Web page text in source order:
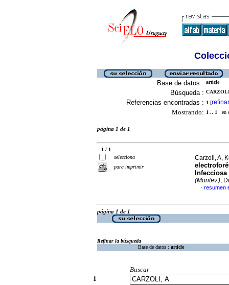
Base de datos : article
Búsqueda :
Referencias encontradas : 1 [refinar
Mostrando: 1 .. 1 en
página 1 de 1
1 / 1
selecciona
para imprimir
Carzoli, A,
(Montev.),
· resumen
página 1 de 1
Refinar la búsqueda
Base de datos : article
Buscar
1